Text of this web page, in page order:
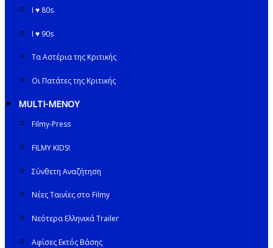
I ♥ 80s
I ♥ 90s
Τα Αστέρια της Κριτικής
Οι Πατάτες της Κριτικής
MULTI-ΜΕΝΟΥ
Filmy-Press
FILMY KIDS!
Σύνθετη Αναζήτηση
Νέες Ταινίες στο Filmy
Νεότερα Ελληνικά Trailer
Αφίσες Εκτός Βάσης